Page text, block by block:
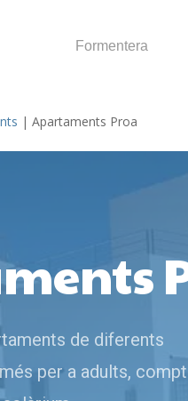
Formentera
| Apartaments Proa
de diferents
per a adults,